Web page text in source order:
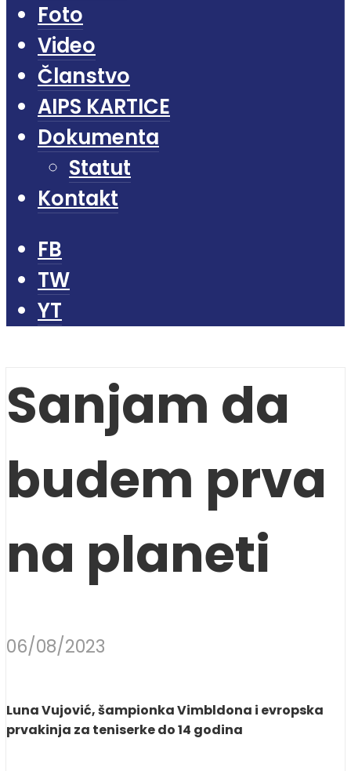
Foto
Video
Članstvo
AIPS KARTICE
Dokumenta
Statut
Kontakt
FB
TW
YT
Sanjam da
budem prva
na planeti
06/08/2023
Luna Vujović, šampionka Vimbldona i evropska
prvakinja za teniserke do 14 godina